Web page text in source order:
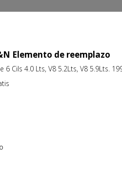
Elemento de reemplazo
6 Cils 4.0 Lts, V8 5.2Lts, V8 5.9Lts.